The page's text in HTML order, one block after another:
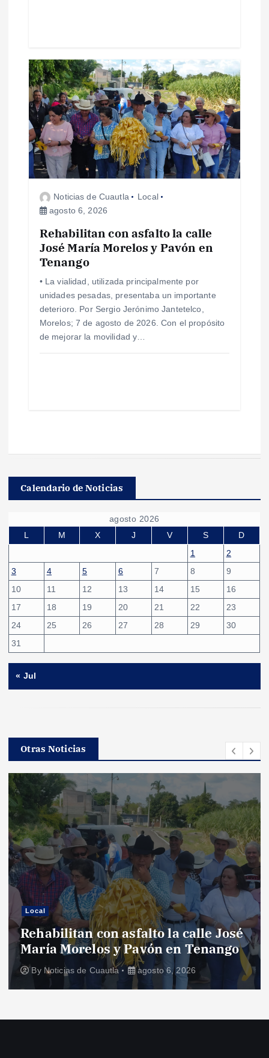
Noticias de Cuautla
Local
agosto 6, 2026
Rehabilitan con asfalto la calle
José María Morelos y Pavón en
Tenango
• La vialidad, utilizada principalmente por
unidades pesadas, presentaba un importante
deterioro. Por Sergio Jerónimo Jantetelco,
Morelos; 7 de agosto de 2026. Con el propósito
de mejorar la movilidad y…
Calendario de Noticias
agosto 2026
L
M X J V S
D
1
2
3
4 5 6 7 8
9
10
11 12 13 14 15
16
17
18 19 20 21 22
23
24
25 26 27 28 29
30
31
« Jul
Otras Noticias
Local
Rehabilitan con asfalto la calle José
María Morelos y Pavón en Tenango
By Noticias de Cuautla agosto 6, 2026